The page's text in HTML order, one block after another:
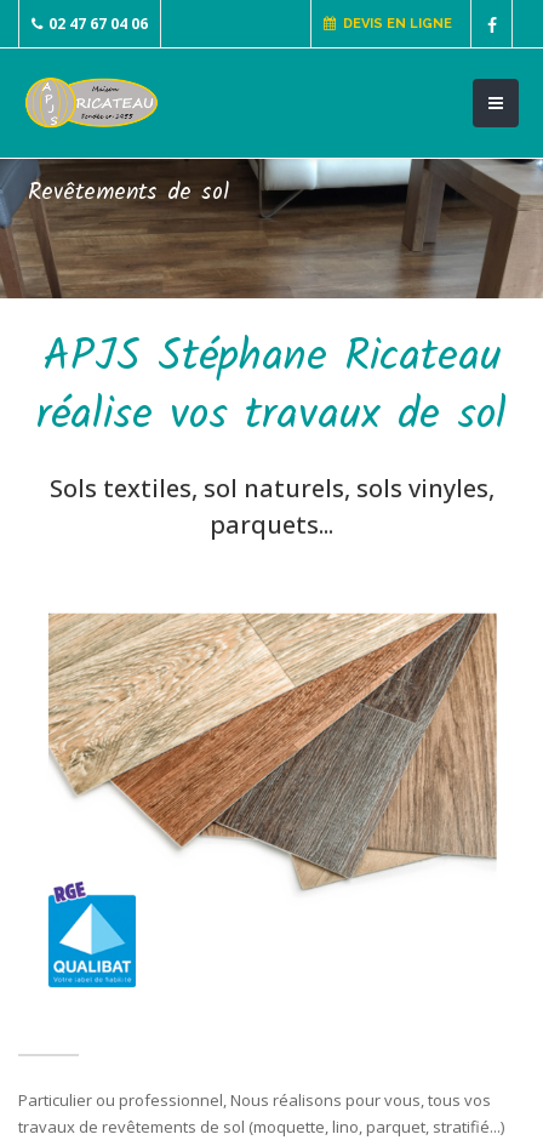
02 47 67 04 06 DEVIS EN LIGNE
Revêtements de sol
APJS Stéphane Ricateau
réalise vos travaux de sol
Sols textiles, sol naturels, sols vinyles,
parquets...
Particulier ou professionnel, Nous réalisons pour vous, tous vos
travaux de revêtements de sol (moquette, lino, parquet, stratifié...)